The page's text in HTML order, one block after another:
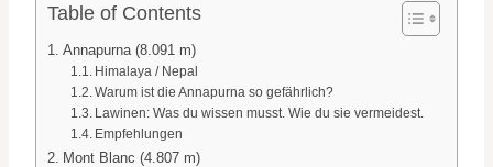
Table of Contents
Annapurna (8.091 m)
Himalaya / Nepal
Warum ist die Annapurna so gefährlich?
Lawinen: Was du wissen musst. Wie du sie vermeidest.
Empfehlungen
Mont Blanc (4.807 m)